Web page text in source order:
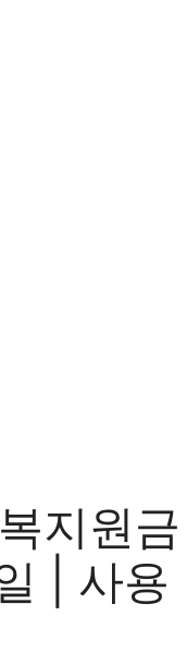
지원금
| 사용